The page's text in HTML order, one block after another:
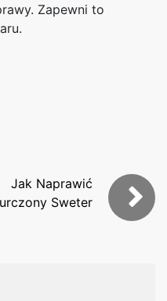
Zapewni to
Jak Naprawić
Sweter